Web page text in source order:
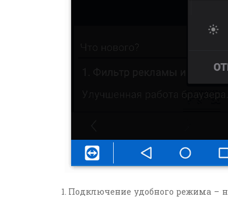
Подключение удобного режима –